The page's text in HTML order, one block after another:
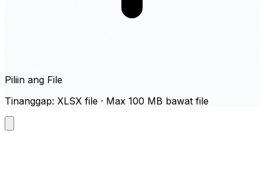
Piliin ang File
Tinanggap: XLSX file · Max 100 MB bawat file